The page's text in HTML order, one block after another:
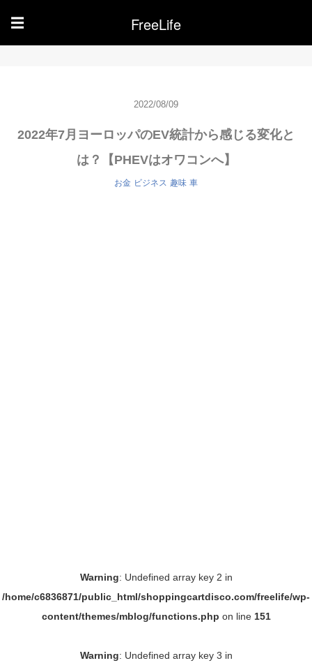
☰ FreeLife
2022/08/09
2022年7月ヨーロッパのEV統計から感じる変化と
は？【PHEVはオワコンへ】
お金 ビジネス 趣味 車
Warning: Undefined array key 2 in
/home/c6836871/public_html/shoppingcartdisco.com/freelife/wp-
content/themes/mblog/functions.php on line 151
Warning: Undefined array key 3 in